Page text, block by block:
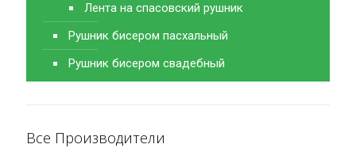
Лента на спасовский рушник
Рушник бисером пасхальный
Рушник бисером свадебный
Все Производители